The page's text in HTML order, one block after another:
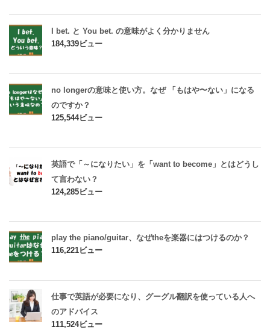
I bet. と You bet. の意味がよく分かりません
184,339ビュー
no longerの意味と使い方。なぜ 「もはや〜ない」になる
のですか？
125,544ビュー
英語で「～になりたい」を「want to become」とはどうし
て言わない？
124,285ビュー
play the piano/guitar、なぜtheを楽器にはつけるのか？
116,221ビュー
仕事で英語が必要になり、グーグル翻訳を使っている人へ
のアドバイス
111,524ビュー